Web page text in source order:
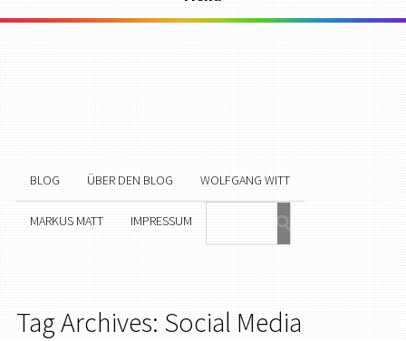
BLOG ÜBER DEN BLOG WOLFGANG WITT
MARKUS MATT IMPRESSUM
Tag Archives: Social Media